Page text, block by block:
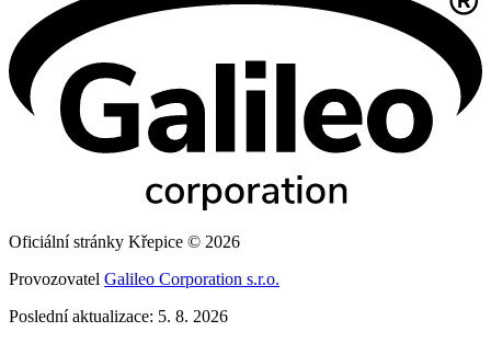
Oficiální stránky Křepice © 2026
Provozovatel Galileo Corporation s.r.o.
Poslední aktualizace: 5. 8. 2026